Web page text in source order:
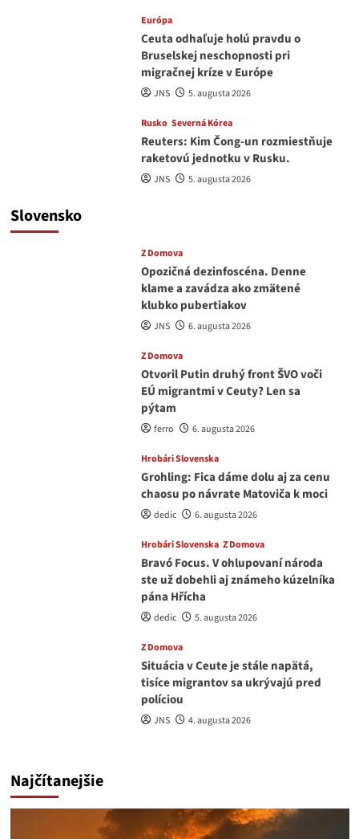
Európa
Ceuta odhaľuje holú pravdu o
Bruselskej neschopnosti pri
migračnej kríze v Európe
JNS 5. augusta 2026
Rusko Severná Kórea
Reuters: Kim Čong-un rozmiestňuje
raketovú jednotku v Rusku.
JNS 5. augusta 2026
Slovensko
Z Domova
Opozičná dezinfoscéna. Denne
klame a zavádza ako zmätené
klubko pubertiakov
JNS 6. augusta 2026
Z Domova
Otvoril Putin druhý front ŠVO voči
EÚ migrantmi v Ceuty? Len sa
pýtam
ferro 6. augusta 2026
Hrobári Slovenska
Grohling: Fica dáme dolu aj za cenu
chaosu po návrate Matoviča k moci
dedic 6. augusta 2026
Hrobári Slovenska Z Domova
Bravó Focus. V ohlupovaní národa
ste už dobehli aj známeho kúzelníka
pána Hřícha
dedic 5. augusta 2026
Z Domova
Situácia v Ceute je stále napätá,
tisíce migrantov sa ukrývajú pred
políciou
JNS 4. augusta 2026
Najčítanejšie